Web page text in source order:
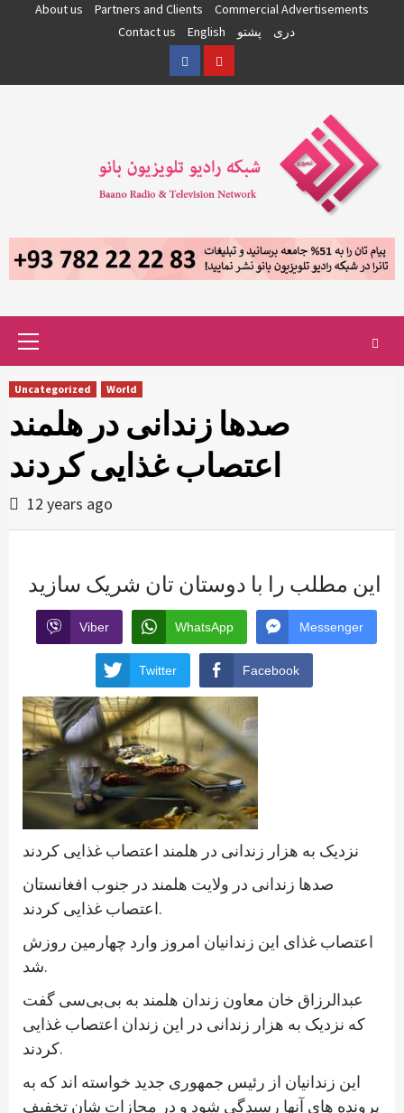
About us Partners and Clients
Commercial Advertisements
Contact us
English پشتو
دری
FacebookYouTube
Uncategorized World
صدها زندانی در هلمند
اعتصاب غذایی کردند
12 years ago
این مطلب را با دوستان تان شریک سازید
Viber WhatsApp Messenger
Twitter Facebook
نزدیک به هزار زندانی در هلمند اعتصاب غذایی کردند
صدها زندانی در ولایت هلمند در جنوب افغانستان
اعتصاب غذایی کردند.
اعتصاب غذای این زندانیان امروز وارد چهارمین روزش
شد.
عبدالرزاق خان معاون زندان هلمند به بی‌بی‌سی گفت
که نزدیک به هزار زندانی در این زندان اعتصاب غذایی
کردند.
این زندانیان از رئیس جمهوری جدید خواسته اند که به
پرونده های آنها رسیدگی شود و در مجازات شان تخفیف